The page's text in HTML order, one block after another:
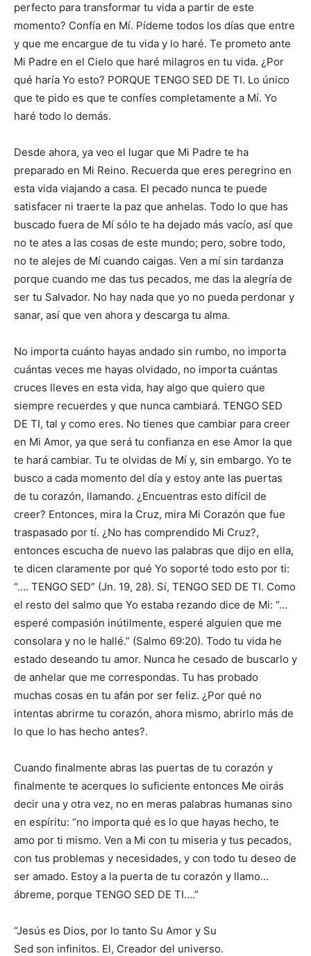
perfecto para transformar tu vida a partir de este
momento? Confía en Mí. Pídeme todos los días que entre
y que me encargue de tu vida y lo haré. Te prometo ante
Mi Padre en el Cielo que haré milagros en tu vida. ¿Por
qué haría Yo esto? PORQUE TENGO SED DE TI. Lo único
que te pido es que te confíes completamente a Mí. Yo
haré todo lo demás.
Desde ahora, ya veo el lugar que Mi Padre te ha
preparado en Mi Reino. Recuerda que eres peregrino en
esta vida viajando a casa. El pecado nunca te puede
satisfacer ni traerte la paz que anhelas. Todo lo que has
buscado fuera de Mí sólo te ha dejado más vacío, así que
no te ates a las cosas de este mundo; pero, sobre todo,
no te alejes de Mí cuando caigas. Ven a mí sin tardanza
porque cuando me das tus pecados, me das la alegría de
ser tu Salvador. No hay nada que yo no pueda perdonar y
sanar, así que ven ahora y descarga tu alma.
No importa cuánto hayas andado sin rumbo, no importa
cuántas veces me hayas olvidado, no importa cuántas
cruces lleves en esta vida, hay algo que quiero que
siempre recuerdes y que nunca cambiará. TENGO SED
DE TI, tal y como eres. No tienes que cambiar para creer
en Mi Amor, ya que será tu confianza en ese Amor la que
te hará cambiar. Tu te olvidas de Mí y, sin embargo. Yo te
busco a cada momento del día y estoy ante las puertas
de tu corazón, llamando. ¿Encuentras esto difícil de
creer? Entonces, mira la Cruz, mira Mi Corazón que fue
traspasado por tí. ¿No has comprendido Mi Cruz?,
entonces escucha de nuevo las palabras que dijo en ella,
te dicen claramente por qué Yo soporté todo esto por ti:
“…. TENGO SED” (Jn. 19, 28). Sí, TENGO SED DE TI. Como
el resto del salmo que Yo estaba rezando dice de Mi: “…
esperé compasión inútilmente, esperé alguien que me
consolara y no le hallé.” (Salmo 69:20). Todo tu vida he
estado deseando tu amor. Nunca he cesado de buscarlo y
de anhelar que me correspondas. Tu has probado
muchas cosas en tu afán por ser feliz. ¿Por qué no
intentas abrirme tu corazón, ahora mismo, abrirlo más de
lo que lo has hecho antes?.
Cuando finalmente abras las puertas de tu corazón y
finalmente te acerques lo suficiente entonces Me oirás
decir una y otra vez, no en meras palabras humanas sino
en espíritu: “no importa qué es lo que hayas hecho, te
amo por ti mismo. Ven a Mi con tu miseria y tus pecados,
con tus problemas y necesidades, y con todo tu deseo de
ser amado. Estoy a la puerta de tu corazón y llamo…
ábreme, porque TENGO SED DE TI….”
“Jesús es Dios, por lo tanto Su Amor y Su
Sed son infinitos. El, Creador del universo.